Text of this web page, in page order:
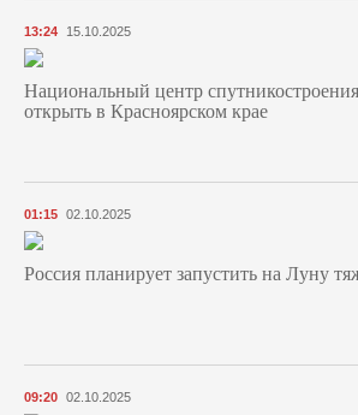
13:24 15.10.2025
Национальный центр
открыть в Красноярском крае
01:15 02.10.2025
Россия планирует запустить на Луну
09:20 02.10.2025